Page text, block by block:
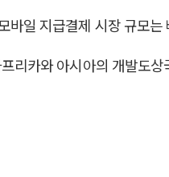
바일 지급결제 시장 규모
리카와 아시아의 개발도